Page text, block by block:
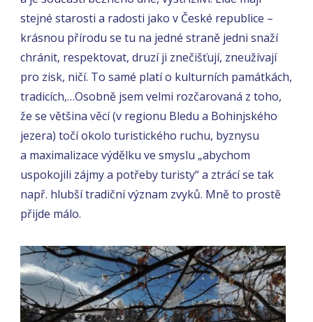
stejné starosti a radosti jako v České republice –
krásnou přírodu se tu na jedné straně jedni snaží
chránit, respektovat, druzí ji znečišťují, zneužívají
pro zisk, ničí. To samé platí o kulturních památkách,
tradicích,…Osobně jsem velmi rozčarovaná z toho,
že se většina věcí (v regionu Bledu a Bohinjského
jezera) točí okolo turistického ruchu, byznysu
a maximalizace výdělku ve smyslu „abychom
uspokojili zájmy a potřeby turisty“ a ztrácí se tak
např. hlubší tradiční význam zvyků. Mně to prostě
přijde málo.